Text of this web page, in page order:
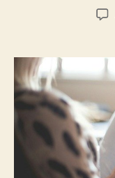
l’article